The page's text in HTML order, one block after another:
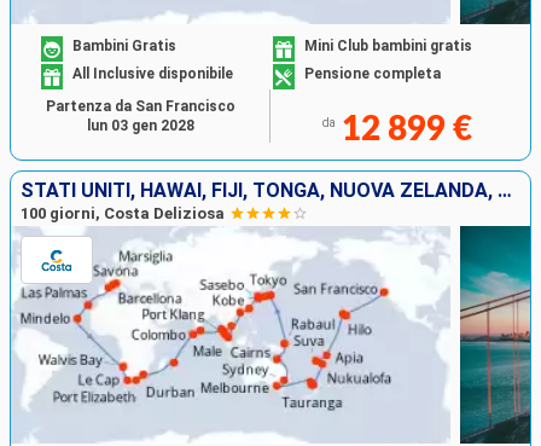
Bambini Gratis
Mini Club bambini gratis
All Inclusive disponibile
Pensione completa
da 12 899 €
Partenza da San Francisco
lun 03 gen 2028
STATI UNITI, HAWAI, FIJI, TONGA, NUOVA ZELANDA, AUSTRALIA, GIAPPONE, SUD KOREA, TAIWAN, CINA, SINGAPORE, MALESIA, THAILANDIA, SRI LANKA, SUD AFRICA
100 giorni, Costa Deliziosa